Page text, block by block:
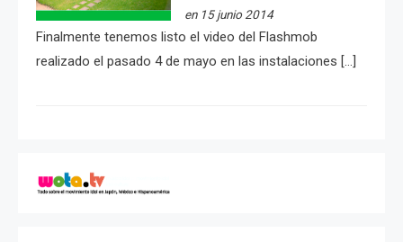
en 15 junio 2014
Finalmente tenemos listo el video del Flashmob
realizado el pasado 4 de mayo en las instalaciones […]